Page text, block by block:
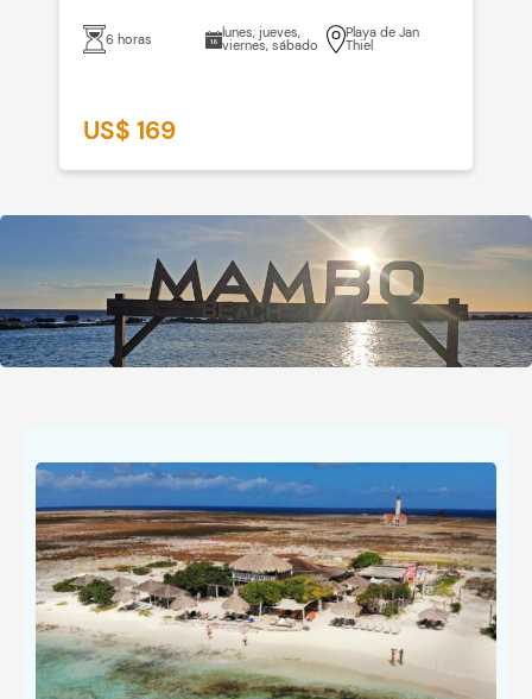
6 horas lunes, jueves,
viernes, sábado
Playa de Jan
Thiel
US$ 169